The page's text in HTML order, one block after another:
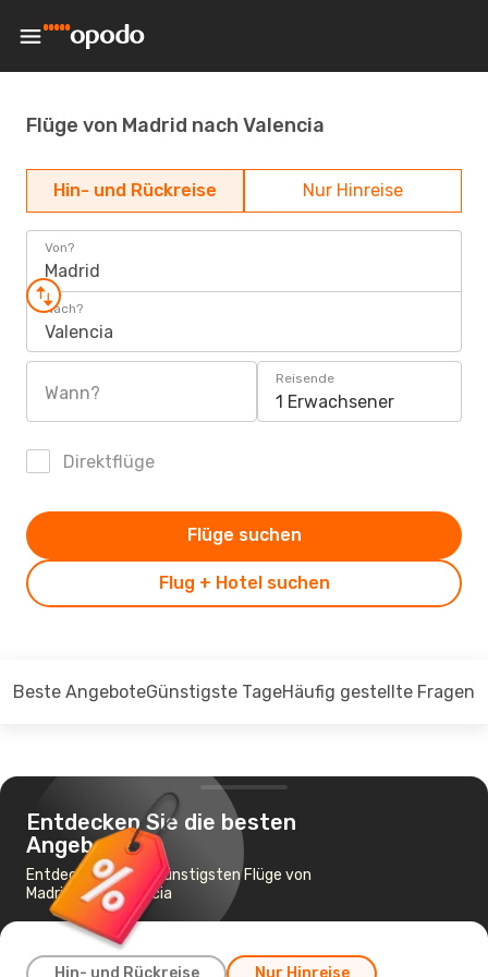
Flüge von Madrid nach Valencia
Hin- und Rückreise Nur Hinreise
Von?
Madrid
Nach?
Valencia
Wann?
Reisende
1 Erwachsener
Direktflüge
Flug + Hotel suchen
Flüge suchen
Beste AngeboteGünstigste TageHäufig gestellte Fragen
Entdecken Sie die besten
Angebote
Entdecken Sie die günstigsten Flüge von
Madrid nach Valencia
Hin- und Rückreise Nur Hinreise